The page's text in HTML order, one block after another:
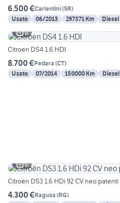
6.500 €Carlentini(SR)
Usato
06/2013 297371 Km Diesel
6
Citroen DS4 1.6 HDI
8.700 €Pedara (CT)
Usato
07/2014 150000 Km Diesel
6
Citroën DS3 1.6 HDi 92 CV neo patenti
4.300 €Ragusa (RG)